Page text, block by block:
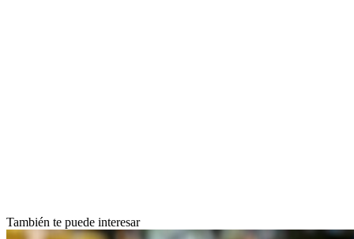
También te puede interesar